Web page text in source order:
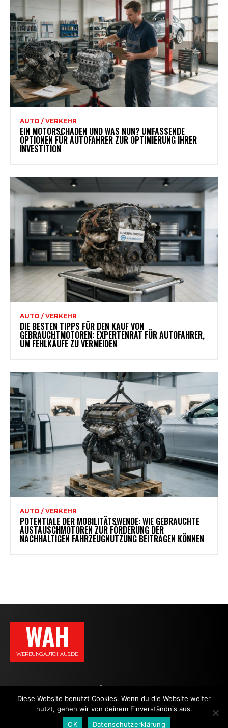
AUTO / VERKEHR
EIN MOTORSCHADEN UND WAS NUN? UMFASSENDE
OPTIONEN FÜR AUTOFAHRER ZUR OPTIMIERUNG IHRER
INVESTITION
AUTO / VERKEHR
DIE BESTEN TIPPS FÜR DEN KAUF VON
GEBRAUCHTMOTOREN: EXPERTENRAT FÜR AUTOFAHRER,
UM FEHLKÄUFE ZU VERMEIDEN
AUTO / VERKEHR
POTENTIALE DER MOBILITÄTSWENDE: WIE GEBRAUCHTE
AUSTAUSCHMOTOREN ZUR FÖRDERUNG DER
NACHHALTIGEN FAHRZEUGNUTZUNG BEITRAGEN KÖNNEN
WAH
WERBUNGAUTOHAUS.DE
AGB DATENSCHUTZERKLÄRUNG
Diese Website benutzt Cookies. Wenn du die Website weiter
nutzt, gehen wir von deinem Einverständnis aus.
OK
Datenschutzerklärung